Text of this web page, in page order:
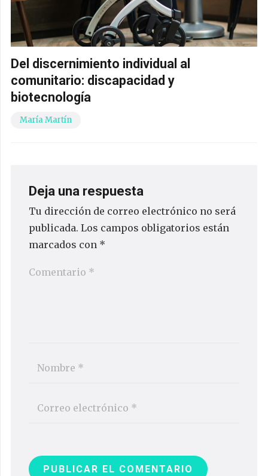
Del discernimiento individual al
comunitario: discapacidad y
biotecnología
María Martín
Deja una respuesta
Tu dirección de correo electrónico no será
publicada. Los campos obligatorios están
marcados con *
PUBLICAR EL COMENTARIO